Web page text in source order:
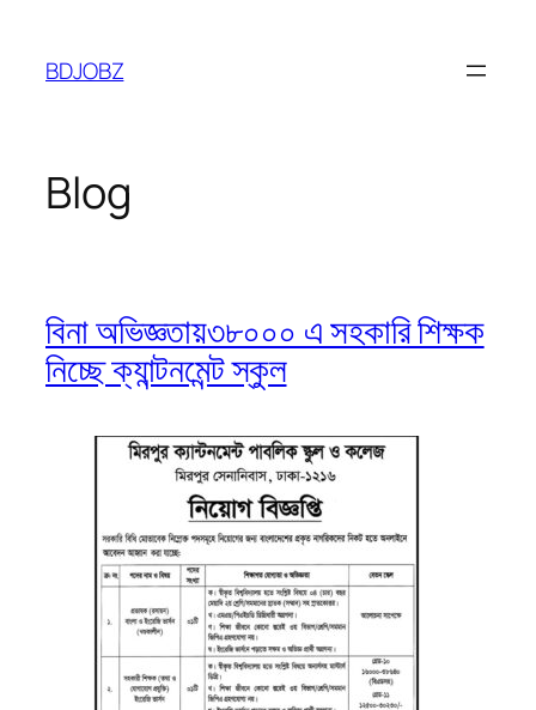
content
BDJOBZ
Blog
বিনা অভিজ্ঞতায়৩৮০০০ এ সহকারি শিক্ষক
নিচ্ছে ক্যান্টনমেন্ট স্কুল